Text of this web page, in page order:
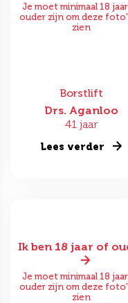
Je moet minimaal 18
ouder zijn om deze
zien
Borstlift
Drs. Aganloo
41 jaar
Lees verder
Ik ben 18 jaar of
Je moet minimaal 18
ouder zijn om deze
zien